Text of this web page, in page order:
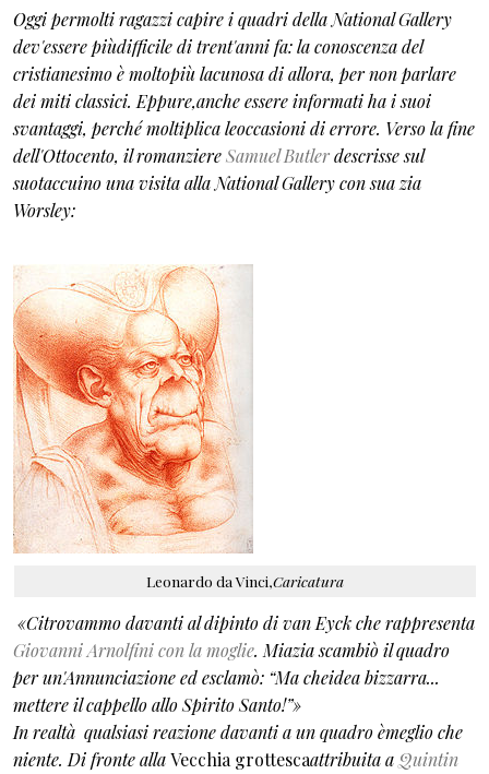
Oggi permolti ragazzi capire i quadri della National Gallery
dev'essere piùdifficile di trent'anni fa: la conoscenza del
cristianesimo è moltopiù lacunosa di allora, per non parlare
dei miti classici. Eppure,anche essere informati ha i suoi
svantaggi, perché moltiplica leoccasioni di errore. Verso la fine
dell'Ottocento, il romanziereSamuel Butlerdescrisse sul
suotaccuino una visita alla National Gallery con sua zia
Worsley:
Leonardo da Vinci,Caricatura
«Citrovammo davanti al dipinto di van Eyck che rappresenta
Giovanni Arnolfini con la moglie. Miazia scambiò il quadro
per un'Annunciazione ed esclamò: “Ma cheidea bizzarra...
mettere il cappello allo Spirito Santo!”»
In realtà qualsiasi reazione davanti a un quadro èmeglio che
niente. Di fronte allaVecchia grottescaattribuita aQuintin